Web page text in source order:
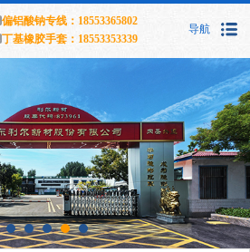
导航
偏铝酸钠专线：18553365802
丁基橡胶手套：18553353339